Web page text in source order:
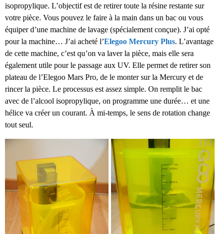
isopropylique. L’objectif est de retirer toute la résine restante sur
votre pièce. Vous pouvez le faire à la main dans un bac ou vous
équiper d’une machine de lavage (spécialement conçue). J’ai opté
pour la machine… J’ai acheté l’Elegoo Mercury Plus. L’avantage
de cette machine, c’est qu’on va laver la pièce, mais elle sera
également utile pour le passage aux UV. Elle permet de retirer son
plateau de l’Elegoo Mars Pro, de le monter sur la Mercury et de
rincer la pièce. Le processus est assez simple. On remplit le bac
avec de l’alcool isopropylique, on programme une durée… et une
hélice va créer un courant. À mi-temps, le sens de rotation change
tout seul.